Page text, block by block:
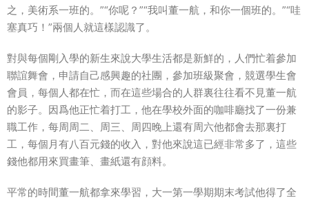
之，美術系一班的。”“你呢？”“我叫董一航，和你一個班的。”“哇
塞真巧！”兩個人就這樣認識了。
對與每個剛入學的新生來說大學生活都是新鮮的，人們忙着參加
聯誼舞會，申請自己感興趣的社團，參加班級聚會，競選學生會
會員，每個人都在忙，而在這些場合的人群裏往往看不見董一航
的影子。因爲他正忙着打工，他在學校外面的咖啡廳找了一份兼
職工作，每周周二、周三、周四晚上還有周六他都會去那裏打
工，每個月有八百元錢的收入，對他來說這已經非常多了，這些
錢他都用來買畫筆、畫紙還有顔料。
平常的時間董一航都拿來學習，大一第一學期期末考試他得了全